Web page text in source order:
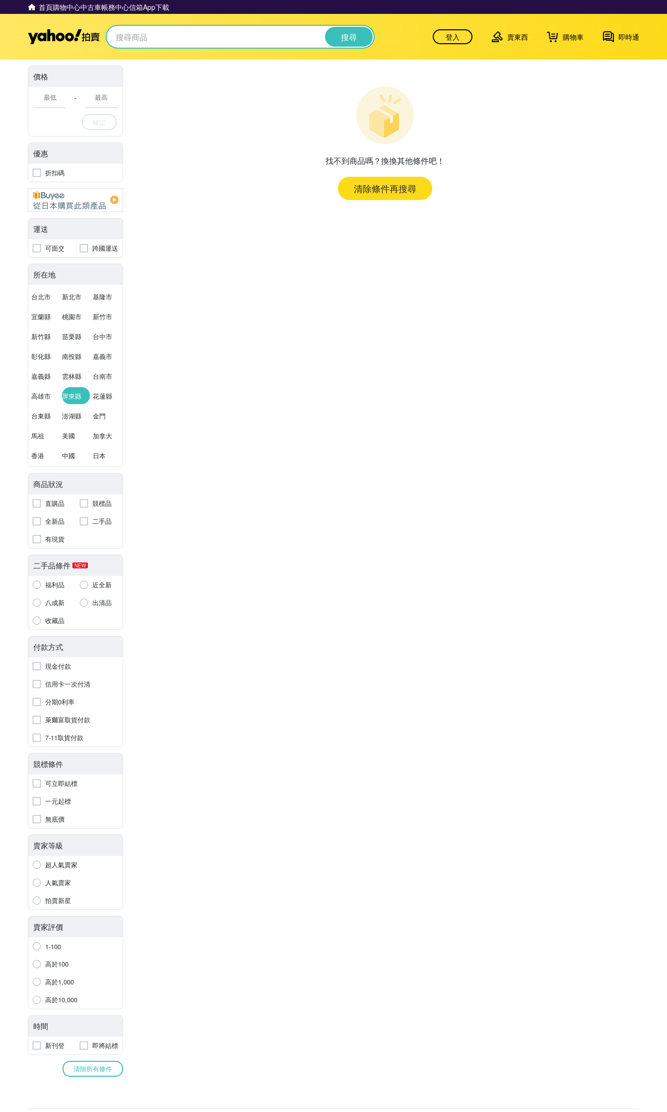
首頁購物中心中古車帳務中心信箱App下載
Yahoo拍賣 搜尋 登入 賣東西 購物車 即時通
價格
-
確定
優惠
折扣碼
運送
可面交 跨國運送
所在地
台北市 新北市 基隆市
宜蘭縣 桃園市 新竹市
新竹縣 苗栗縣 台中市
彰化縣 南投縣 嘉義市
嘉義縣 雲林縣 台南市
高雄市 屏東縣 花蓮縣
台東縣 澎湖縣 金門
馬祖 美國 加拿大
香港 中國 日本
商品狀況
直購品
競標品
全新品
二手品
有現貨
二手品條件 NEW
福利品
近全新
八成新
出清品
收藏品
付款方式
現金付款
信用卡一次付清
分期0利率
萊爾富取貨付款
7-11取貨付款
競標條件
可立即結標
一元起標
無底價
賣家等級
超人氣賣家
人氣賣家
拍賣新星
賣家評價
1-100
高於100
高於1,000
高於10,000
時間
新刊登 即將結標
清除所有條件
找不到商品嗎？換換其他條件吧！
清除條件再搜尋